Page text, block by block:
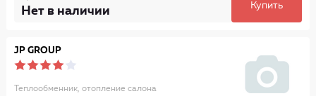
Нет в наличии Купить
JP GROUP
Теплообменник, отопление салона